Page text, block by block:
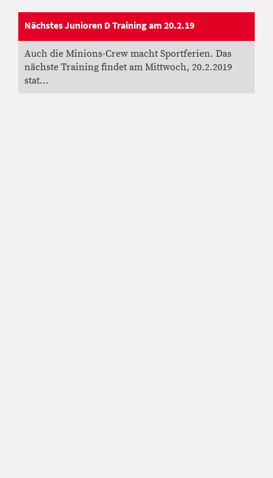
Nächstes Junioren D Training am 20.2.19
Auch die Minions-Crew macht Sportferien. Das
nächste Training findet am Mittwoch, 20.2.2019
stat...